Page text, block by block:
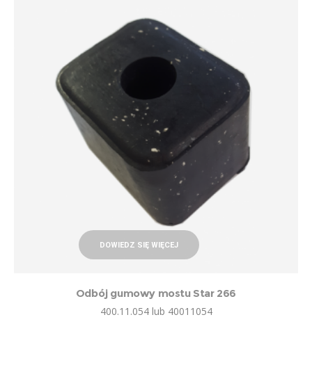
DOWIEDZ SIĘ WIĘCEJ
Odbój gumowy mostu Star 266
400.11.054 lub 40011054